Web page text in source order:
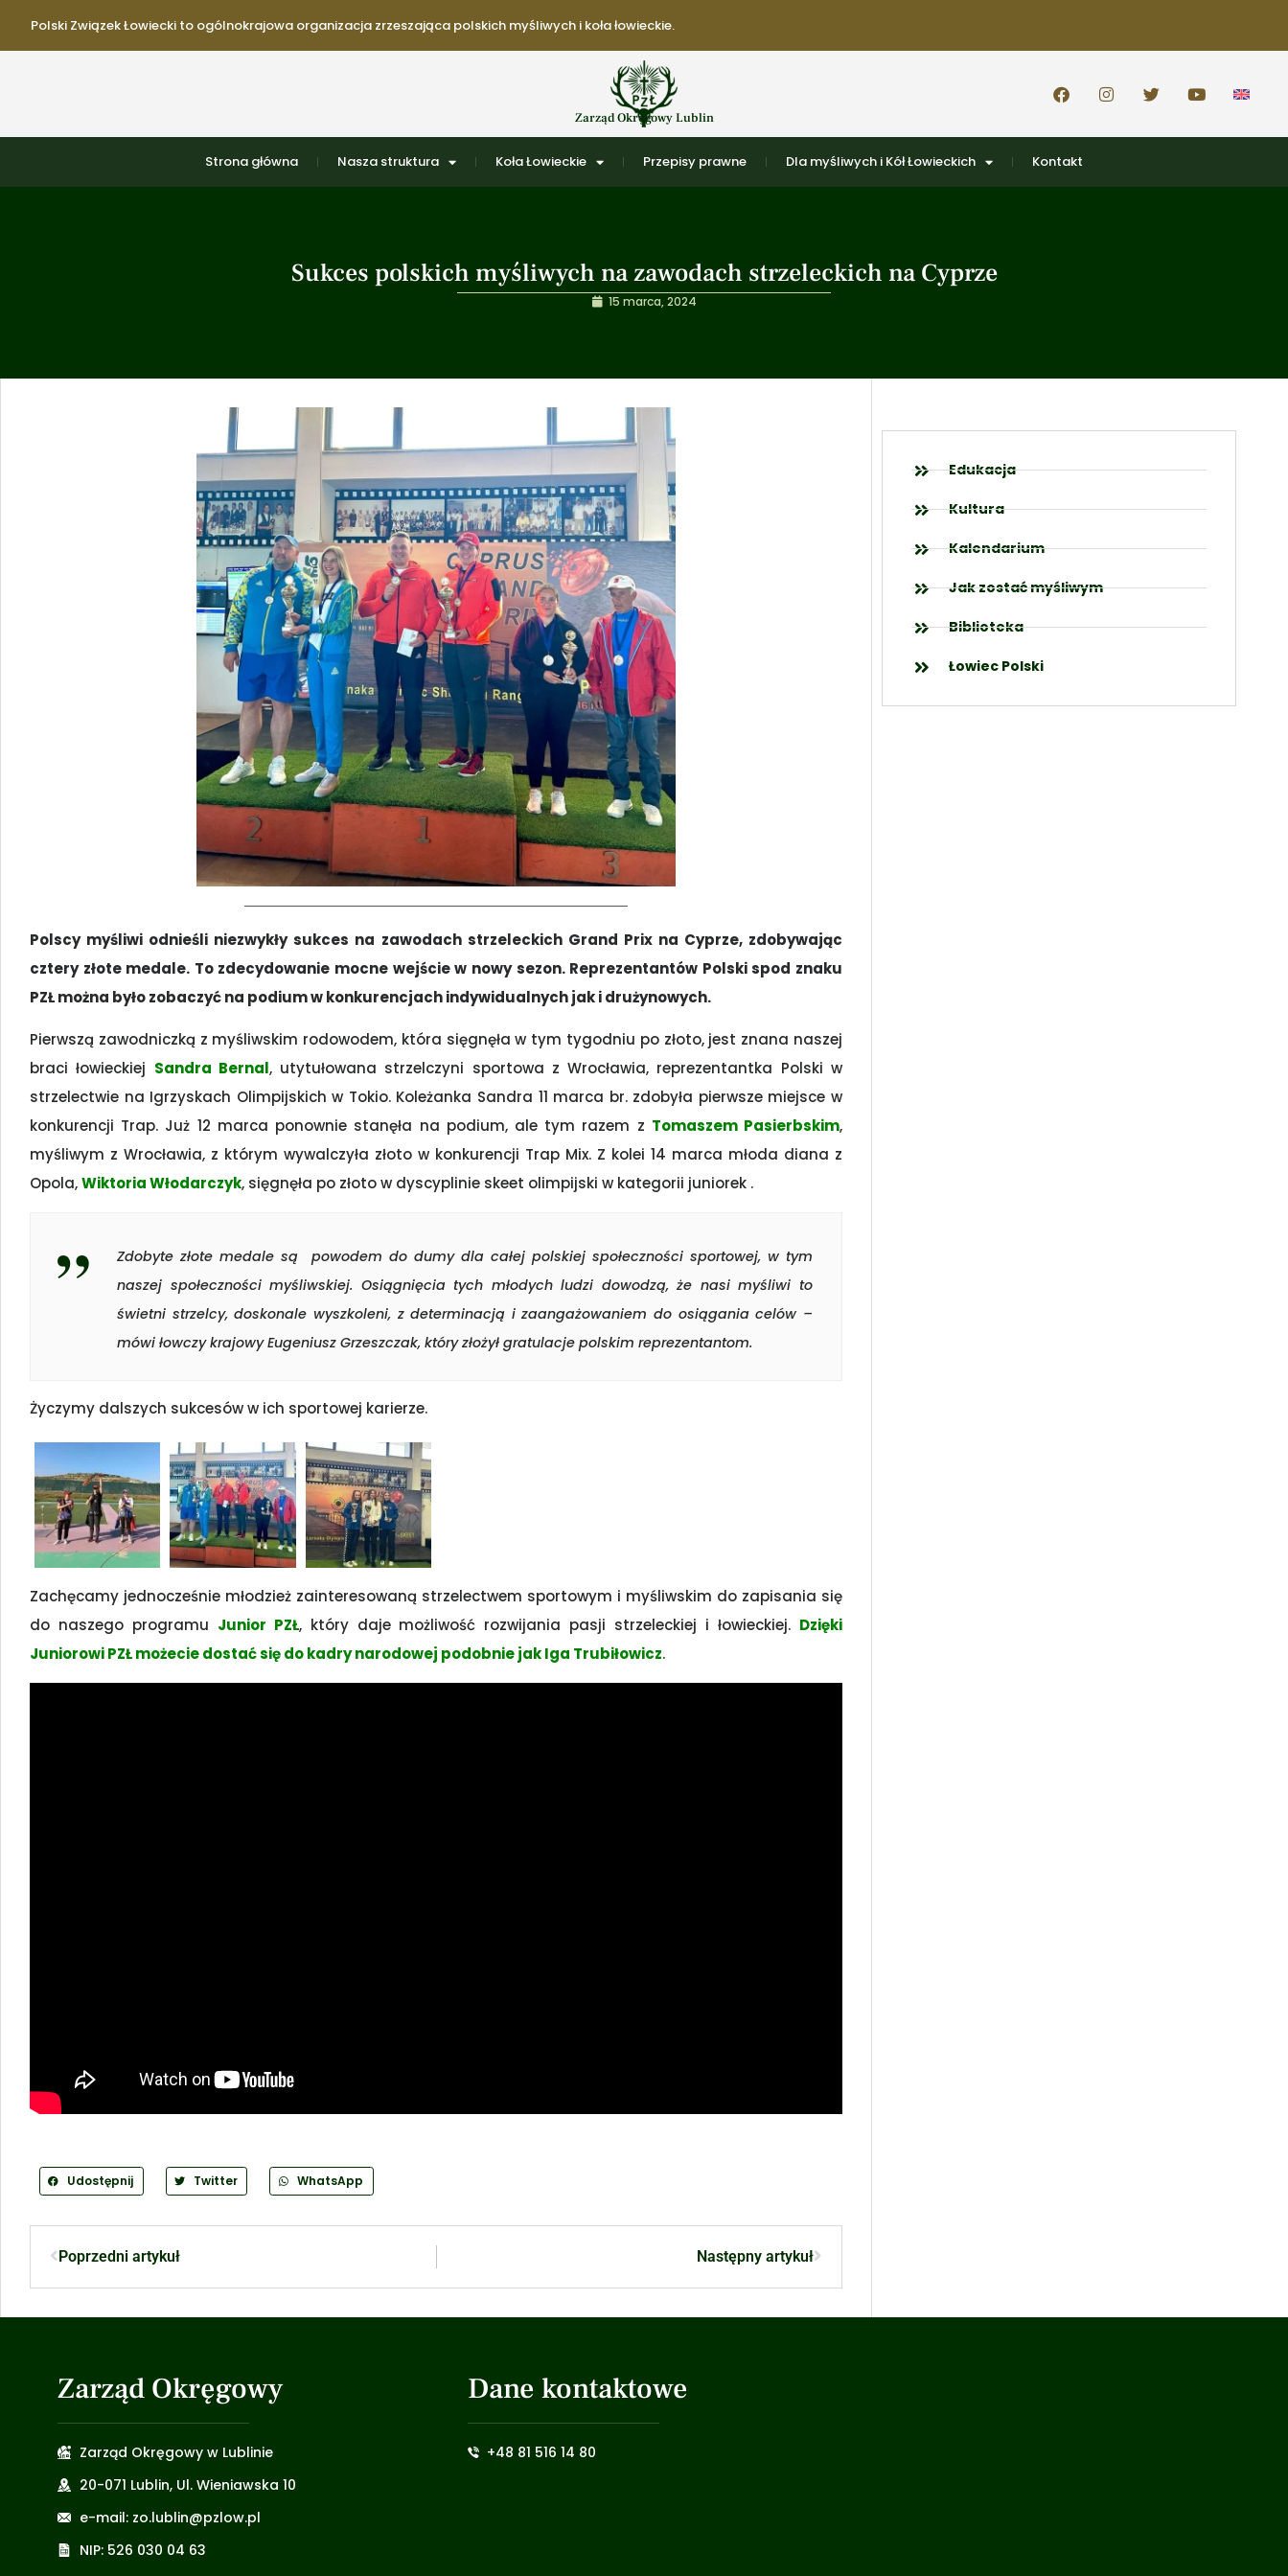
Polski Związek Łowiecki to ogólnokrajowa organizacja zrzeszająca polskich myśliwych i koła łowieckie.
Zarząd Okręgowy Lublin
Strona główna Nasza struktura Koła Łowieckie Przepisy prawne Dla myśliwych i Kół Łowieckich Kontakt
Sukces polskich myśliwych na zawodach strzeleckich na Cyprze
15 marca, 2024
Polscy myśliwi odnieśli niezwykły sukces na zawodach strzeleckich Grand Prix na Cyprze, zdobywając
cztery złote medale. To zdecydowanie mocne wejście w nowy sezon. Reprezentantów Polski spod znaku
PZŁ można było zobaczyć na podium w konkurencjach indywidualnych jak i drużynowych.
Pierwszą zawodniczką z myśliwskim rodowodem, która sięgnęła w tym tygodniu po złoto, jest znana naszej
braci łowieckiej Sandra Bernal, utytułowana strzelczyni sportowa z Wrocławia, reprezentantka Polski w
strzelectwie na Igrzyskach Olimpijskich w Tokio. Koleżanka Sandra 11 marca br. zdobyła pierwsze miejsce w
konkurencji Trap. Już 12 marca ponownie stanęła na podium, ale tym razem z Tomaszem Pasierbskim,
myśliwym z Wrocławia, z którym wywalczyła złoto w konkurencji Trap Mix. Z kolei 14 marca młoda diana z
Opola,Wiktoria Włodarczyk, sięgnęła po złoto w dyscyplinie skeet olimpijski w kategorii juniorek .
Zdobyte złote medale są powodem do dumy dla całej polskiej społeczności sportowej, w tym
naszej społeczności myśliwskiej. Osiągnięcia tych młodych ludzi dowodzą, że nasi myśliwi to
świetni strzelcy, doskonale wyszkoleni, z determinacją i zaangażowaniem do osiągania celów –
mówi łowczy krajowy Eugeniusz Grzeszczak, który złożył gratulacje polskim reprezentantom.
Życzymy dalszych sukcesów w ich sportowej karierze.
Zachęcamy jednocześnie młodzież zainteresowaną strzelectwem sportowym i myśliwskim do zapisania się
do naszego programu Junior PZŁ, który daje możliwość rozwijania pasji strzeleckiej i łowieckiej. Dzięki
Juniorowi PZŁ możecie dostać się do kadry narodowej podobnie jak Iga Trubiłowicz.
Udostępnij Twitter WhatsApp
Poprzedni artykuł Następny artykuł
Edukacja
Kultura
Kalendarium
Jak zostać myśliwym
Biblioteka
Łowiec Polski
Zarząd Okręgowy
Zarząd Okręgowy w Lublinie
20-071 Lublin, Ul. Wieniawska 10
e-mail: zo.lublin@pzlow.pl
NIP: 526 030 04 63
Dane kontaktowe
+48 81 516 14 80